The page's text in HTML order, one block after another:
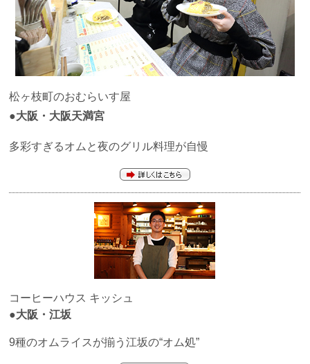
松ヶ枝町のおむらいす屋
●大阪・大阪天満宮
多彩すぎるオムと夜のグリル料理が自慢
コーヒーハウス キッシュ
●大阪・江坂
9種のオムライスが揃う江坂の“オム処”